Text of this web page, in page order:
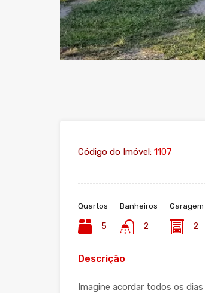
Código do Imóvel: 1107
Quartos
5
Banheiros
2
Garagem
2
Descrição
Imagine acordar todos os